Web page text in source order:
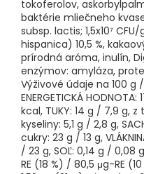
tokoferolov,
baktérie mliečneho
subsp. lactis; 1,5x10⁷
hispanica) 10,5 %,
prírodná aróma, inulín,
enzýmov: amyláza,
Výživové údaje na 100 g
ENERGETICKÁ
kcal, TUKY: 14 g / 7,9 g,
kyseliny: 5,1 g / 2,8 g,
cukry: 23 g / 13 g,
/ 23 g, SOĽ: 0,14 g / 0,08
RE (18 %) / 80,5 μg-RE